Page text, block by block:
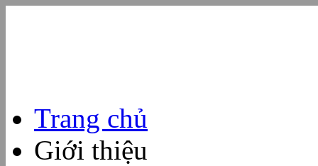
Trang chủ
Giới thiệu